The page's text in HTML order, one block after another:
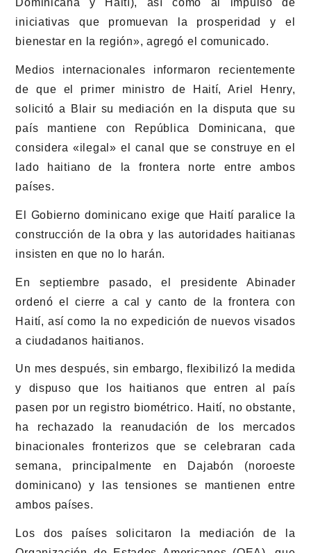
Dominicana y Haití), así como al impulso de
iniciativas que promuevan la prosperidad y el
bienestar en la región», agregó el comunicado.
Medios internacionales informaron recientemente
de que el primer ministro de Haití, Ariel Henry,
solicitó a Blair su mediación en la disputa que su
país mantiene con República Dominicana, que
considera «ilegal» el canal que se construye en el
lado haitiano de la frontera norte entre ambos
países.
El Gobierno dominicano exige que Haití paralice la
construcción de la obra y las autoridades haitianas
insisten en que no lo harán.
En septiembre pasado, el presidente Abinader
ordenó el cierre a cal y canto de la frontera con
Haití, así como la no expedición de nuevos visados
a ciudadanos haitianos.
Un mes después, sin embargo, flexibilizó la medida
y dispuso que los haitianos que entren al país
pasen por un registro biométrico. Haití, no obstante,
ha rechazado la reanudación de los mercados
binacionales fronterizos que se celebraran cada
semana, principalmente en Dajabón (noroeste
dominicano) y las tensiones se mantienen entre
ambos países.
Los dos países solicitaron la mediación de la